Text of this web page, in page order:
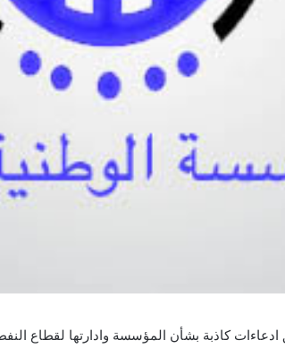
كاذبة بشأن المؤسسة وادارتها لقطاع